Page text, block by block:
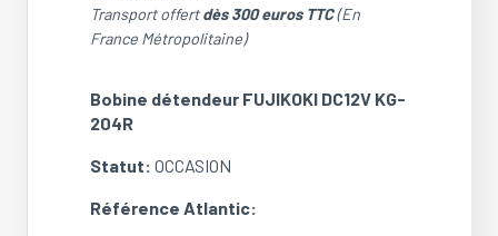
Transport offertdès 300 euros TTC(En
France Métropolitaine)
Bobine détendeur FUJIKOKI DC12V KG-
204R
Statut: OCCASION
Référence Atlantic: